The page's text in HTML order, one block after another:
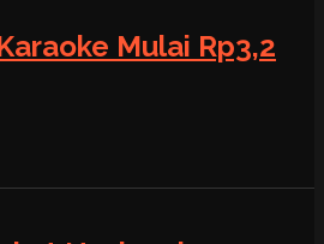
Mulai Rp3,2